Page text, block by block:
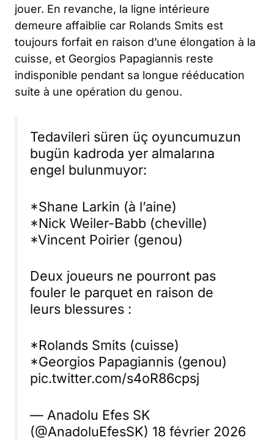
jouer. En revanche, la ligne intérieure
demeure affaiblie car Rolands Smits est
toujours forfait en raison d’une élongation à la
cuisse, et Georgios Papagiannis reste
indisponible pendant sa longue rééducation
suite à une opération du genou.
Tedavileri süren üç oyuncumuzun
bugün kadroda yer almalarına
engel bulunmuyor:
*Shane Larkin (à l’aine)
*Nick Weiler-Babb (cheville)
*Vincent Poirier (genou)
Deux joueurs ne pourront pas
fouler le parquet en raison de
leurs blessures :
*Rolands Smits (cuisse)
*Georgios Papagiannis (genou)
pic.twitter.com/s4oR86cpsj
— Anadolu Efes SK
(@AnadoluEfesSK) 18 février 2026